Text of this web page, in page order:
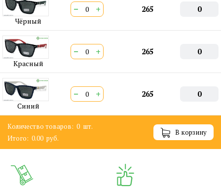
Чёрный
− + 265 0
Красный
− + 265 0
Синий
− + 265 0
Количество товаров: 0 шт.
Итого: 0.00 руб.
В корзину